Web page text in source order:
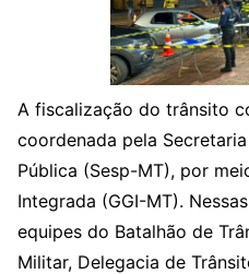
A fiscalização do trânsito
coordenada pela
Pública (Sesp-MT), por
Integrada (GGI-MT).
equipes do Batalhão de
Militar, Delegacia de